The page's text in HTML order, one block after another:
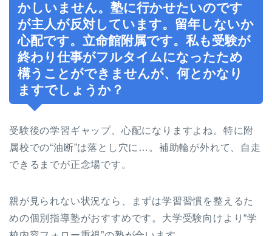
かしいません。塾に行かせたいのです
が主人が反対しています。留年しないか
心配です。立命館附属です。私も受験が
終わり仕事がフルタイムになったため
構うことができませんが、何とかなり
ますでしょうか？
受験後の学習ギャップ、心配になりますよね。特に附
属校での“油断”は落とし穴に…。補助輪が外れて、自走
できるまでが正念場です。
親が見られない状況なら、まずは学習習慣を整えるた
めの個別指導塾がおすすめです。大学受験向けより“学